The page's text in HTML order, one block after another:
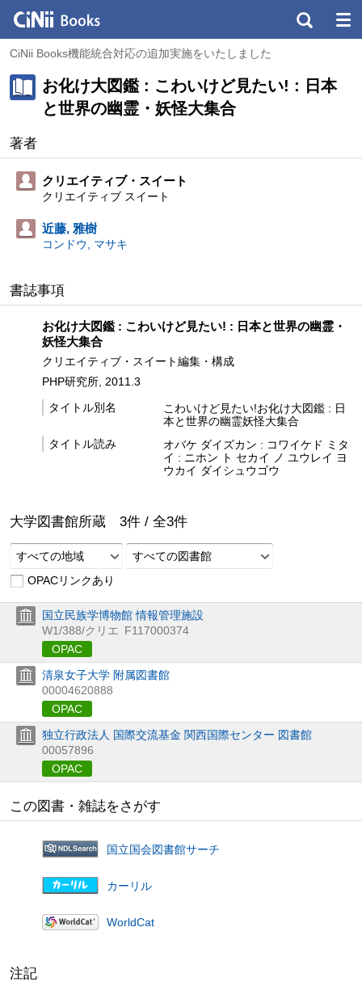
CiNii Books機能統合対応の追加実施をいたしました
お化け大図鑑 : こわいけど見たい! : 日本
と世界の幽霊・妖怪大集合
著者
クリエイティブ・スイート
クリエイティブ スイート
近藤, 雅樹
コンドウ, マサキ
書誌事項
お化け大図鑑 : こわいけど見たい! : 日本と世界の幽霊・
妖怪大集合
クリエイティブ・スイート編集・構成
PHP研究所, 2011.3
タイトル別名
こわいけど見たい!お化け大図鑑 : 日
本と世界の幽霊妖怪大集合
タイトル読み
オバケ ダイズカン : コワイケド ミタ
イ : ニホン ト セカイ ノ ユウレイ ヨ
ウカイ ダイシュウゴウ
大学図書館所蔵 3件 / 全3件
すべての地域
すべての図書館
OPACリンクあり
国立民族学博物館 情報管理施設
W1/388/クリエ F117000374
OPAC
清泉女子大学 附属図書館
00004620888
OPAC
独立行政法人 国際交流基金 関西国際センター 図書館
00057896
OPAC
この図書・雑誌をさがす
国立国会図書館サーチ
カーリル
WorldCat
注記